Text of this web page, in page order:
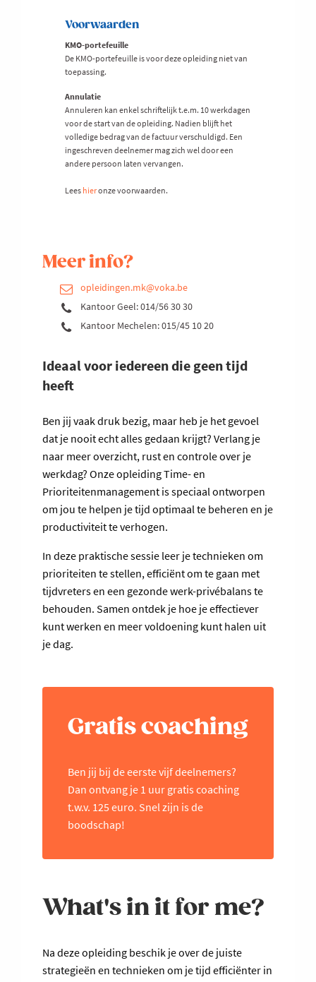
Ideaal voor iedereen die geen tijd
heeft
Ben jij vaak druk bezig, maar heb je het gevoel
dat je nooit echt alles gedaan krijgt? Verlang je
naar meer overzicht, rust en controle over je
werkdag? Onze opleiding Time- en
Prioriteitenmanagement is speciaal ontworpen
om jou te helpen je tijd optimaal te beheren en je
productiviteit te verhogen.
In deze praktische sessie leer je technieken om
prioriteiten te stellen, efficiënt om te gaan met
tijdvreters en een gezonde werk-privébalans te
behouden. Samen ontdek je hoe je effectiever
kunt werken en meer voldoening kunt halen uit
je dag.
Gratis coaching
Ben jij bij de eerste vijf deelnemers?
Dan ontvang je 1 uur gratis coaching
t.w.v. 125 euro. Snel zijn is de
boodschap!
What's in it for me?
Na deze opleiding beschik je over de juiste
strategieën en technieken om je tijd efficiënter in
Voorwaarden
KMO-portefeuille
De KMO-portefeuille is voor deze opleiding niet van
toepassing.
Annulatie
Annuleren kan enkel schriftelijk t.e.m. 10 werkdagen
voor de start van de opleiding. Nadien blijft het
volledige bedrag van de factuur verschuldigd. Een
ingeschreven deelnemer mag zich wel door een
andere persoon laten vervangen.
Lees hieronze voorwaarden.
Meer info?
opleidingen.mk@voka.be
Kantoor Geel: 014/56 30 30
Kantoor Mechelen: 015/45 10 20